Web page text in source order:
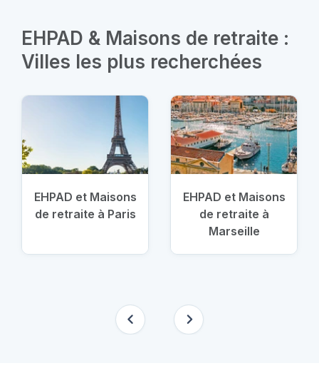
EHPAD & Maisons de retraite :
Villes les plus recherchées
EHPAD et Maisons
de retraite à Paris
EHPAD et Maisons
de retraite à
Marseille